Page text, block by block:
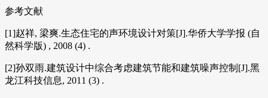
参考文献
[1]赵祥, 梁爽.生态住宅的声环境设计对策[J].华侨大学学报 (自
然科学版) , 2008 (4) .
[2]孙双雨.建筑设计中综合考虑建筑节能和建筑噪声控制[J].黑
龙江科技信息, 2011 (3) .